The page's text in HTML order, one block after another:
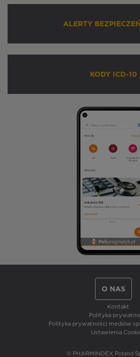
ALERTY
KODY ICD-10
O NAS
Kontakt
Polityka
Polityka prywatności mediów
Ustawienia
© PHARMINDEX Poland